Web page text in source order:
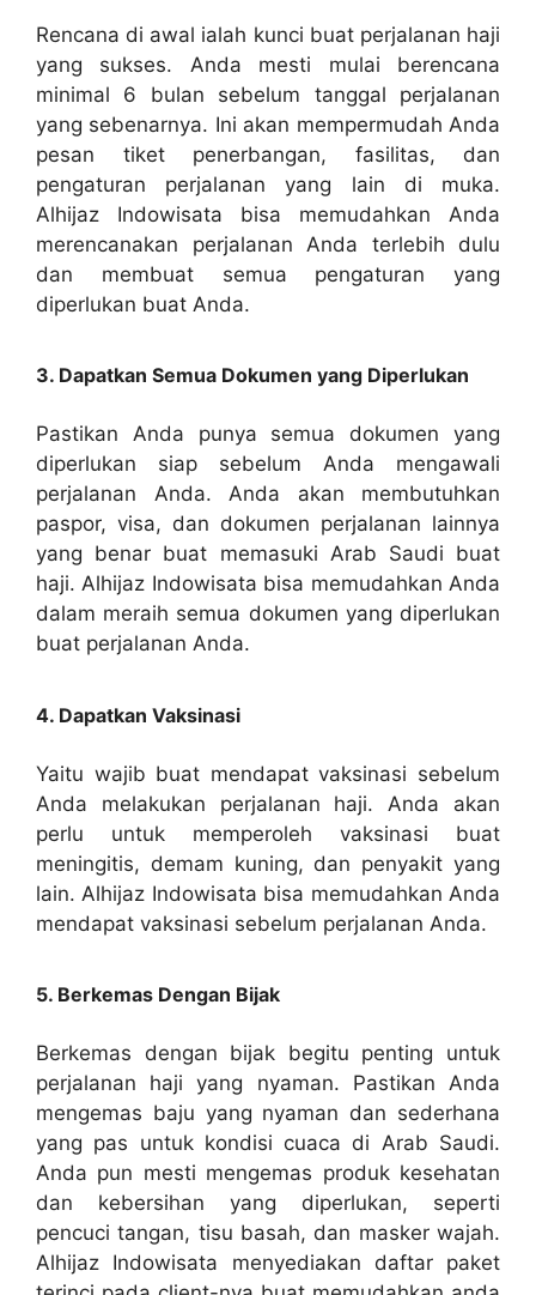
Rencana di awal ialah kunci buat perjalanan haji
yang sukses. Anda mesti mulai berencana
minimal 6 bulan sebelum tanggal perjalanan
yang sebenarnya. Ini akan mempermudah Anda
pesan tiket penerbangan, fasilitas, dan
pengaturan perjalanan yang lain di muka.
Alhijaz Indowisata bisa memudahkan Anda
merencanakan perjalanan Anda terlebih dulu
dan membuat semua pengaturan yang
diperlukan buat Anda.
3. Dapatkan Semua Dokumen yang Diperlukan
Pastikan Anda punya semua dokumen yang
diperlukan siap sebelum Anda mengawali
perjalanan Anda. Anda akan membutuhkan
paspor, visa, dan dokumen perjalanan lainnya
yang benar buat memasuki Arab Saudi buat
haji. Alhijaz Indowisata bisa memudahkan Anda
dalam meraih semua dokumen yang diperlukan
buat perjalanan Anda.
4. Dapatkan Vaksinasi
Yaitu wajib buat mendapat vaksinasi sebelum
Anda melakukan perjalanan haji. Anda akan
perlu untuk memperoleh vaksinasi buat
meningitis, demam kuning, dan penyakit yang
lain. Alhijaz Indowisata bisa memudahkan Anda
mendapat vaksinasi sebelum perjalanan Anda.
5. Berkemas Dengan Bijak
Berkemas dengan bijak begitu penting untuk
perjalanan haji yang nyaman. Pastikan Anda
mengemas baju yang nyaman dan sederhana
yang pas untuk kondisi cuaca di Arab Saudi.
Anda pun mesti mengemas produk kesehatan
dan kebersihan yang diperlukan, seperti
pencuci tangan, tisu basah, dan masker wajah.
Alhijaz Indowisata menyediakan daftar paket